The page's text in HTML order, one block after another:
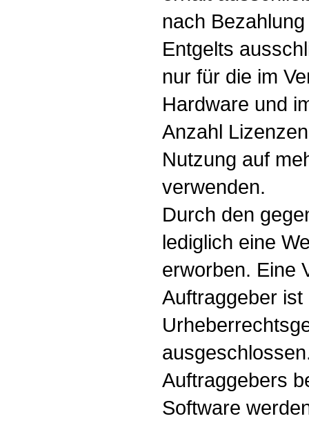
nach
Entgelts
nur für die im
Hardware und
Anzahl
Nutzung auf
verwenden.
Durch den
lediglich eine
erworben. Eine
Auftraggeber
Auftraggebers
Software